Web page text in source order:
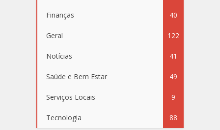
Finanças 40
Geral 122
Notícias 41
Saúde e Bem Estar 49
Serviços Locais 9
Tecnologia 88